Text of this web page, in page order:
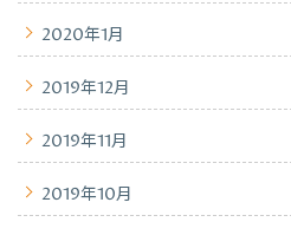
2020年1月
2019年12月
2019年11月
2019年10月